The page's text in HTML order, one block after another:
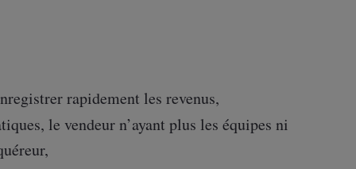
rapidement les revenus,
le vendeur n’ayant plus les équipes ni